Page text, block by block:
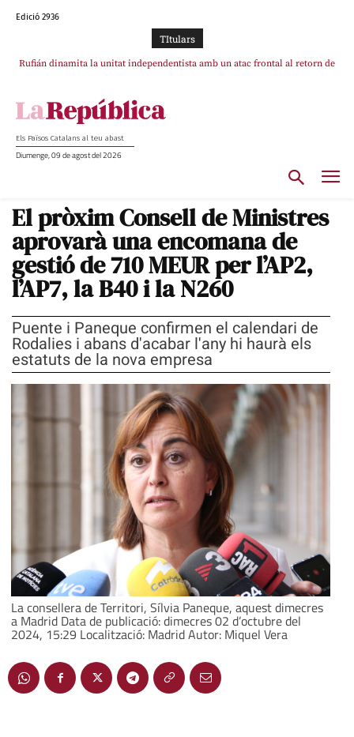
Edició 2936
TItulars
Rufián dinamita la unitat independentista amb un atac frontal al retorn de
Puigdemont reivindica la transparència del seu retorn i manté el pols ferm
Els Països Catalans al teu abast
Diumenge, 09 de agost del 2026
El pròxim Consell de Ministres
aprovarà una encomana de
gestió de 710 MEUR per l’AP2,
l’AP7, la B40 i la N260
Puente i Paneque confirmen el calendari de
Rodalies i abans d'acabar l'any hi haurà els
estatuts de la nova empresa
La consellera de Territori, Sílvia Paneque, aquest dimecres
a Madrid Data de publicació: dimecres 02 d’octubre del
2024, 15:29 Localització: Madrid Autor: Miquel Vera